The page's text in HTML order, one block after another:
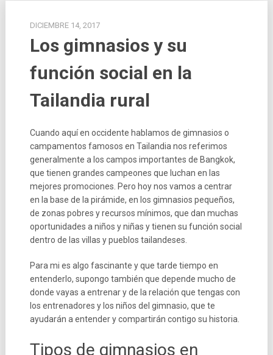
DICIEMBRE 14, 2017
Los gimnasios y su
función social en la
Tailandia rural
Cuando aquí en occidente hablamos de gimnasios o
campamentos famosos en Tailandia nos referimos
generalmente a los campos importantes de Bangkok,
que tienen grandes campeones que luchan en las
mejores promociones. Pero hoy nos vamos a centrar
en la base de la pirámide, en los gimnasios pequeños,
de zonas pobres y recursos mínimos, que dan muchas
oportunidades a niños y niñas y tienen su función social
dentro de las villas y pueblos tailandeses.
Para mi es algo fascinante y que tarde tiempo en
entenderlo, supongo también que depende mucho de
donde vayas a entrenar y de la relación que tengas con
los entrenadores y los niños del gimnasio, que te
ayudarán a entender y compartirán contigo su historia.
Tipos de gimnasios en